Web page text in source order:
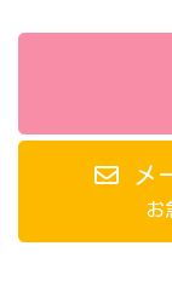
メ
お